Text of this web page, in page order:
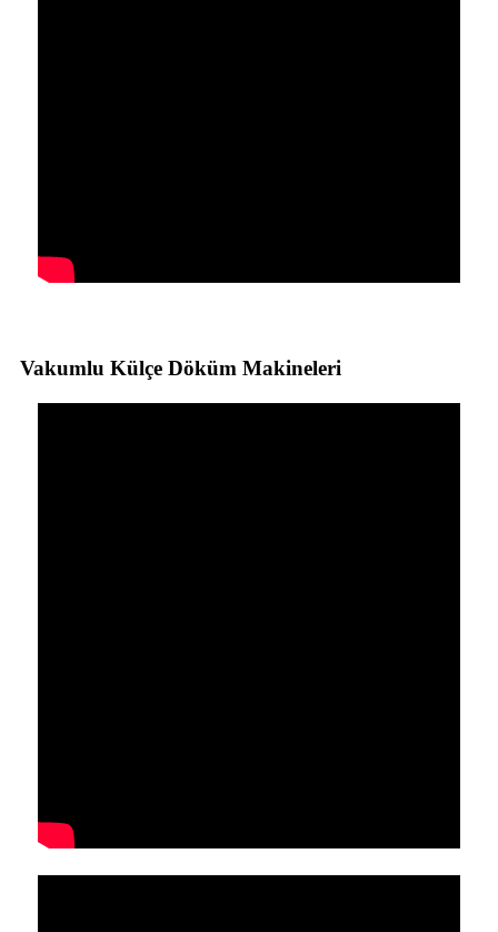
Vakumlu Külçe Döküm Makineleri